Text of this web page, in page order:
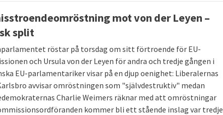
mot von der Leyen –
split
röstar på torsdag om sitt förtroende för EU-
och Ursula von der Leyen för andra och tredje gången i
EU-parlamentariker visar på en djup oenighet: Liberalernas
avvisar omröstningen som "självdestruktiv" medan
Charlie Weimers räknar med att omröstningar
kommer bli ett stående inslag var tredje